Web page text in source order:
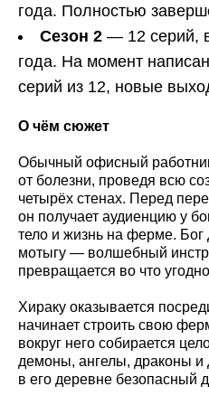
года. Полностью
Сезон 2 — 12 серий,
года. На момент
серий из 12, новые
О чём сюжет
Обычный офисный
от болезни, проведя всю
четырёх стенах. Перед
он получает аудиенцию у
тело и жизнь на ферме.
мотыгу — волшебный
превращается во что
Хираку оказывается
начинает строить свою
вокруг него собирается
демоны, ангелы, драконы и
в его деревне безопасный